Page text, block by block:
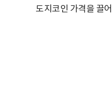
도지코인 가격을 끌